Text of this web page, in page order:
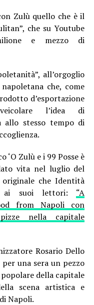
Zulù quello che è il
che su Youtube
e mezzo di
all’orgoglio
che, come
d’esportazione
l’idea di
allo stesso tempo di
‘O Zulù e i 99 Posse è
vita nel luglio del
che Identità
ai suoi lettori: “A
from Napoli con
nella capitale
Rosario Dello
una sera un pezzo
della capitale
scena artistica e
Napoli.